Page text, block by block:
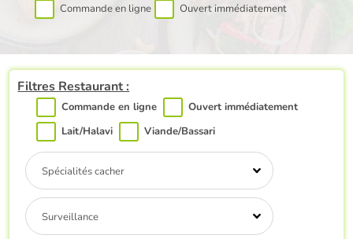
Commande en ligne Ouvert immédiatement
Filtres Restaurant :
Commande en ligne
Ouvert immédiatement
Lait/Halavi
Viande/Bassari
Spécialités cacher
Surveillance